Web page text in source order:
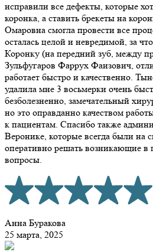
исправили все дефекты, которые
коронка, а ставить брекеты на
Омаровна смогла провести все
осталась целой и невредимой, за
Коронку (на передний зуб, между
Зульфугаров Фаррух Фаизович,
работает быстро и качественно.
удалила мне 3 восьмерки очень
безболезненно, замечательный
но это оправданно качеством
к пациентам. Спасибо также
Веронике, которые всегда были на
оперативно решать возникающие в
вопросы.
Анна Буракова
25 марта, 2025